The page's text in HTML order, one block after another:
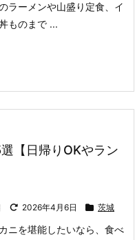
ラーメンや山盛り定食、イ
ものまで ...
【日帰りOKやラン
2026年4月6日 茨城
ニを堪能したいなら、食べ